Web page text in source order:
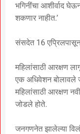
भगिनींचा आशीर्वाद
शकणार नाहीत.’
संसदेत 16
महिलांसाठी आरक्षण
एक अधिवेशन बोलावले
महिलांसाठी आरक्षण
जोडले होते.
जनगणनेत झालेल्या